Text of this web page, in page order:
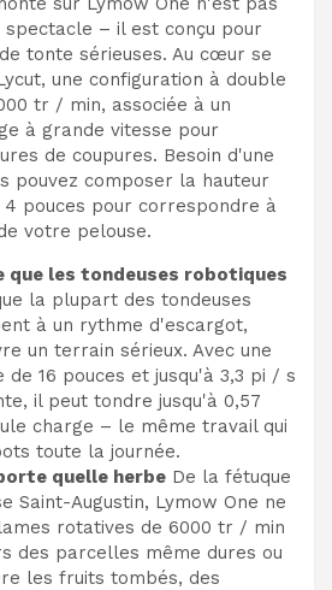
– il est conçu pour
tonte sérieuses. Au cœur se
une configuration à double
tr / min, associée à un
à grande vitesse pour
de coupures. Besoin d'une
pouvez composer la hauteur
pouces pour correspondre à
votre pelouse.
que les tondeuses robotiques
la plupart des tondeuses
à un rythme d'escargot,
un terrain sérieux. Avec une
de 16 pouces et jusqu'à 3,3 pi / s
il peut tondre jusqu'à 0,57
charge – le même travail qui
toute la journée.
quelle herbe De la fétuque
Saint-Augustin, Lymow One ne
rotatives de 6000 tr / min
des parcelles même dures ou
les fruits tombés, des